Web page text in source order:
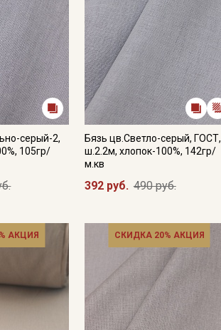
серый-2,
105гр/
Бязь цв.Светло-серый, ГОСТ,
ш.2.2м, хлопок-100%, 142гр/
м.кв
392 руб. 490 руб.
АКЦИЯ СКИДКА 20% АКЦИЯ